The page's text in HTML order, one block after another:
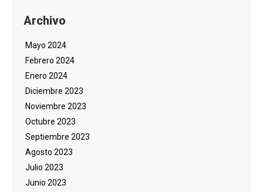
Archivo
Mayo 2024
Febrero 2024
Enero 2024
Diciembre 2023
Noviembre 2023
Octubre 2023
Septiembre 2023
Agosto 2023
Julio 2023
Junio 2023